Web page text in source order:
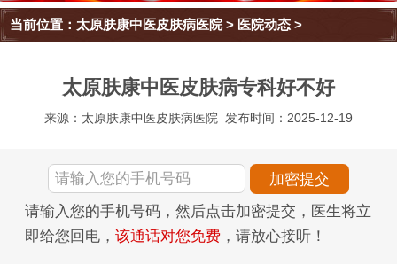
当前位置： 太原肤康中医皮肤病医院> 医院动态 >
太原肤康中医皮肤病专科好不好
来源：太原肤康中医皮肤病医院 发布时间：2025-12-19
请输入您的手机号码，然后点击加密提交，医生将立
即给您回电， 该通话对您免费 ，请放心接听！